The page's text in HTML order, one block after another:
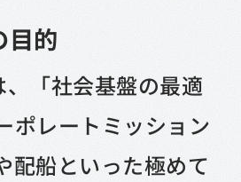
的
、「社会基盤の最適
ポレートミッション
配船といった極めて